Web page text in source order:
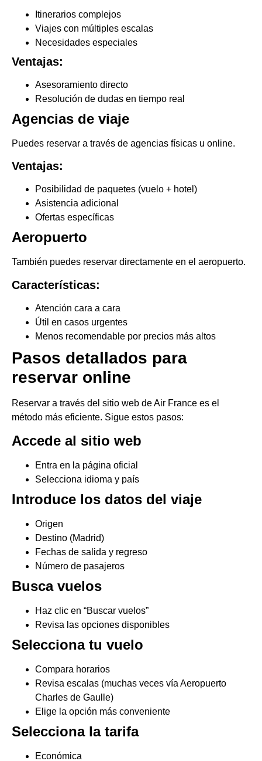
Itinerarios complejos
Viajes con múltiples escalas
Necesidades especiales
Ventajas:
Asesoramiento directo
Resolución de dudas en tiempo real
Agencias de viaje
Puedes reservar a través de agencias físicas u online.
Ventajas:
Posibilidad de paquetes (vuelo + hotel)
Asistencia adicional
Ofertas específicas
Aeropuerto
También puedes reservar directamente en el aeropuerto.
Características:
Atención cara a cara
Útil en casos urgentes
Menos recomendable por precios más altos
Pasos detallados para
reservar online
Reservar a través del sitio web de Air France es el
método más eficiente. Sigue estos pasos:
Accede al sitio web
Entra en la página oficial
Selecciona idioma y país
Introduce los datos del viaje
Origen
Destino (Madrid)
Fechas de salida y regreso
Número de pasajeros
Busca vuelos
Haz clic en “Buscar vuelos”
Revisa las opciones disponibles
Selecciona tu vuelo
Compara horarios
Revisa escalas (muchas veces vía Aeropuerto
Charles de Gaulle)
Elige la opción más conveniente
Selecciona la tarifa
Económica